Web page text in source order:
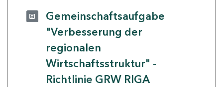
Gemeinschaftsaufgabe
"Verbesserung der
regionalen
Wirtschaftsstruktur" -
Richtlinie GRW RIGA